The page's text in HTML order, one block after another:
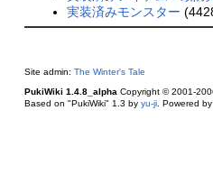
実装済みモンスター
Site admin: The Winter's Tale
PukiWiki 1.4.8_alpha Copyright © 2001-
Based on "PukiWiki" 1.3 by yu-ji. Powered